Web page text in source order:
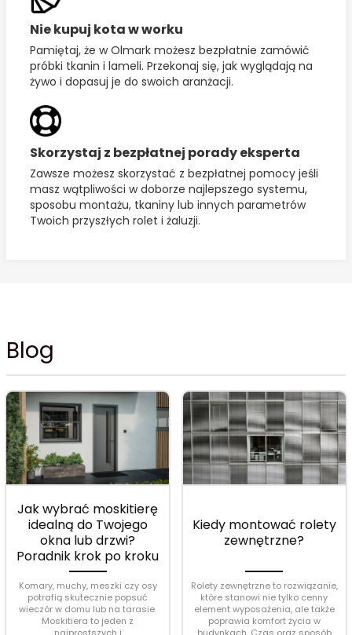
Nie kupuj kota w worku
Pamiętaj, że w Olmark możesz bezpłatnie zamówić
próbki tkanin i lameli. Przekonaj się, jak wyglądają na
żywo i dopasuj je do swoich aranżacji.
Skorzystaj z bezpłatnej porady eksperta
Zawsze możesz skorzystać z bezpłatnej pomocy jeśli
masz wątpliwości w doborze najlepszego systemu,
sposobu montażu, tkaniny lub innych parametrów
Twoich przyszłych rolet i żaluzji.
Blog
Jak wybrać moskitierę
idealną do Twojego
okna lub drzwi?
Poradnik krok po kroku
Komary, muchy, meszki czy osy
potrafią skutecznie popsuć
wieczór w domu lub na tarasie.
Moskitiera to jeden z
najprostszych i
Kiedy montować rolety
zewnętrzne?
Rolety zewnętrzne to rozwiązanie,
które stanowi nie tylko cenny
element wyposażenia, ale także
poprawia komfort życia w
budynkach. Czas oraz sposób